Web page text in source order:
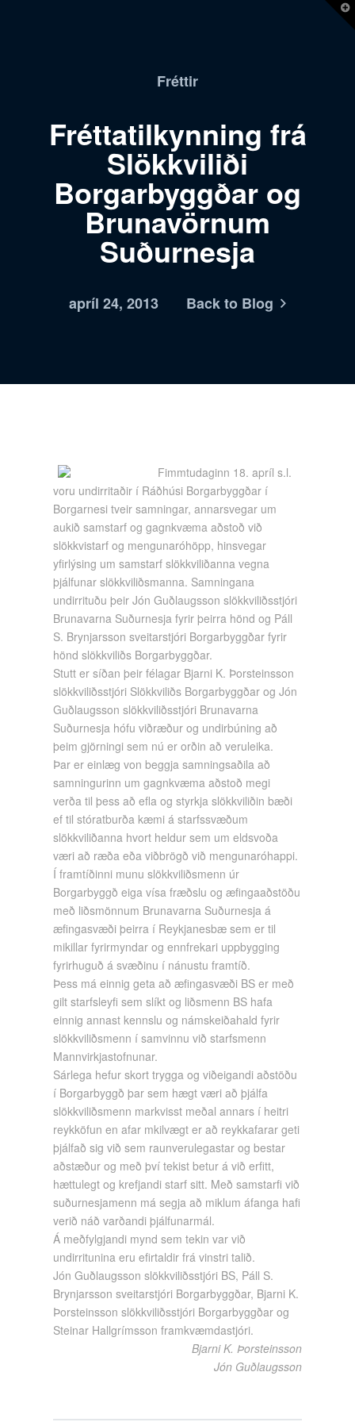
Fréttir
Fréttatilkynning frá
Slökkviliði
Borgarbyggðar og
Brunavörnum
Suðurnesja
apríl 24, 2013 Back to Blog
Fimmtudaginn 18. apríl s.l.
voru undirritaðir í Ráðhúsi Borgarbyggðar í
Borgarnesi tveir samningar, annarsvegar um
aukið samstarf og gagnkvæma aðstoð við
slökkvistarf og mengunaróhöpp, hinsvegar
yfirlýsing um samstarf slökkviliðanna vegna
þjálfunar slökkviliðsmanna. Samningana
undirrituðu þeir Jón Guðlaugsson slökkviliðsstjóri
Brunavarna Suðurnesja fyrir þeirra hönd og Páll
S. Brynjarsson sveitarstjóri Borgarbyggðar fyrir
hönd slökkviliðs Borgarbyggðar.
Stutt er síðan þeir félagar Bjarni K. Þorsteinsson
slökkviliðsstjóri Slökkviliðs Borgarbyggðar og Jón
Guðlaugsson slökkviliðsstjóri Brunavarna
Suðurnesja hófu viðræður og undirbúning að
þeim gjörningi sem nú er orðin að veruleika.
Þar er einlæg von beggja samningsaðila að
samningurinn um gagnkvæma aðstoð megi
verða til þess að efla og styrkja slökkviliðin bæði
ef til stóratburða kæmi á starfssvæðum
slökkviliðanna hvort heldur sem um eldsvoða
væri að ræða eða viðbrögð við mengunaróhappi.
Í framtíðinni munu slökkviliðsmenn úr
Borgarbyggð eiga vísa fræðslu og æfingaaðstöðu
með liðsmönnum Brunavarna Suðurnesja á
æfingasvæði þeirra í Reykjanesbæ sem er til
mikillar fyrirmyndar og ennfrekari uppbygging
fyrirhuguð á svæðinu í nánustu framtíð.
Þess má einnig geta að æfingasvæði BS er með
gilt starfsleyfi sem slíkt og liðsmenn BS hafa
einnig annast kennslu og námskeiðahald fyrir
slökkviliðsmenn í samvinnu við starfsmenn
Mannvirkjastofnunar.
Sárlega hefur skort trygga og viðeigandi aðstöðu
í Borgarbyggð þar sem hægt væri að þjálfa
slökkviliðsmenn markvisst meðal annars í heitri
reykköfun en afar mkilvægt er að reykkafarar geti
þjálfað sig við sem raunverulegastar og bestar
aðstæður og með því tekist betur á við erfitt,
hættulegt og krefjandi starf sitt. Með samstarfi við
suðurnesjamenn má segja að miklum áfanga hafi
verið náð varðandi þjálfunarmál.
Á meðfylgjandi mynd sem tekin var við
undirritunina eru efirtaldir frá vinstri talið.
Jón Guðlaugsson slökkviliðsstjóri BS, Páll S.
Brynjarsson sveitarstjóri Borgarbyggðar, Bjarni K.
Þorsteinsson slökkviliðsstjóri Borgarbyggðar og
Steinar Hallgrímsson framkvæmdastjóri.
Bjarni K. Þorsteinsson
Jón Guðlaugsson